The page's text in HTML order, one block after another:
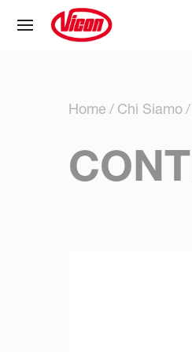
Home Chi Siamo
Pannello di gestione dei